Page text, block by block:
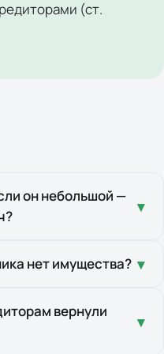
(ст.
он небольшой —
▾
нижней
то, что
У Александра
нет имущества? ▾
конкурсную массу
чего — забирать
вернули
▾